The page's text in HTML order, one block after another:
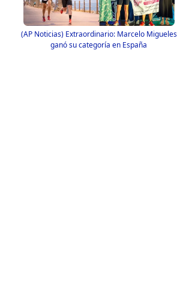
(AP Noticias) Extraordinario: Marcelo Migueles
ganó su categoría en España